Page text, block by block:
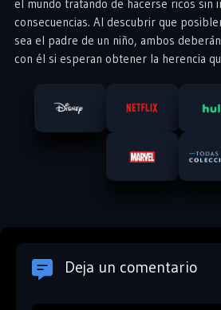
el mundo tratando de hacerse ricos sin
consecuencias. Al descubrir que
sea el padre de un niño, ambos
con él si esperan obtener la herencia
Deja un comentario